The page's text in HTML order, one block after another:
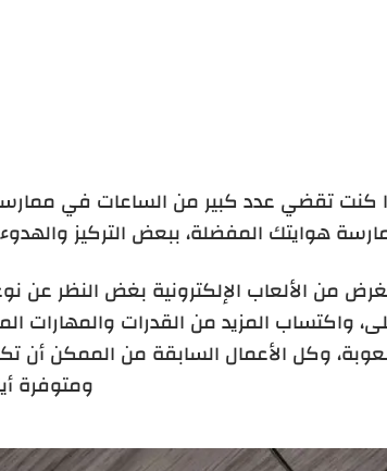
كنت تقضي عدد كبير من الساعات في ممارسة
هوايتك المفضلة، ببعض التركيز
من الألعاب الإلكترونية بغض النظر عن
واكتساب المزيد من القدرات والمهارات
وكل الأعمال السابقة من الممكن أن
ومتوفرة